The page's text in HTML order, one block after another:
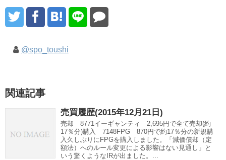
@spo_toushi
関連記事
売買履歴(2015年12月21日)
売却 8771イーギャンティ 2,695円で全て売却(約
17％分)購入 7148FPG 870円で約17％分の新規購
入久しぶりにFPGを購入しました。「減価償却（定
額法）へのルール変更による影響はない見通し」と
いう驚くようなIRが出ました。...